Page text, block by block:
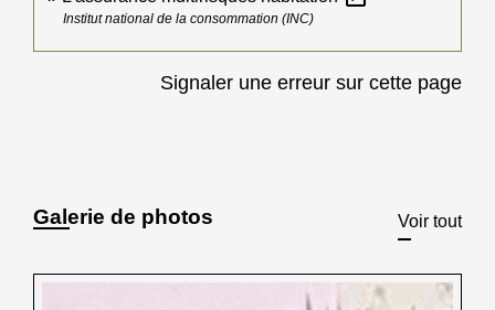
Institut national de la consommation (INC)
Signaler une erreur sur cette page
Galerie de photos Voir tout